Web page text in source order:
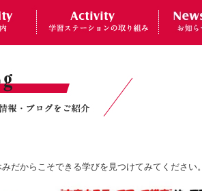
だからこそできる学びを見つけてみてください。